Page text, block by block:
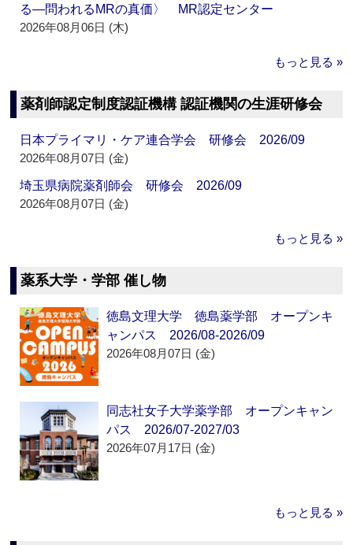
る―問われるMRの真価〉 MR認定センター
2026年08月06日 (木)
もっと見る »
薬剤師認定制度認証機構 認証機関の生涯研修会
日本プライマリ・ケア連合学会 研修会 2026/09
2026年08月07日 (金)
埼玉県病院薬剤師会 研修会 2026/09
2026年08月07日 (金)
もっと見る »
薬系大学・学部 催し物
徳島文理大学 徳島薬学部 オープンキ
ャンパス 2026/08-2026/09
2026年08月07日 (金)
同志社女子大学薬学部 オープンキャン
パス 2026/07-2027/03
2026年07月17日 (金)
もっと見る »